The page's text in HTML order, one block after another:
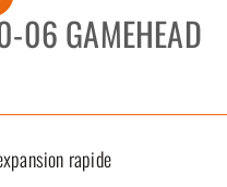
06 GAMEHEAD
rapide